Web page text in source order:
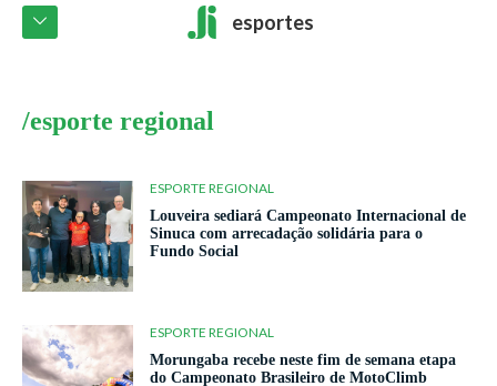
esportes
/esporte regional
ESPORTE REGIONAL
Louveira sediará Campeonato Internacional de
Sinuca com arrecadação solidária para o
Fundo Social
ESPORTE REGIONAL
Morungaba recebe neste fim de semana etapa
do Campeonato Brasileiro de MotoClimb